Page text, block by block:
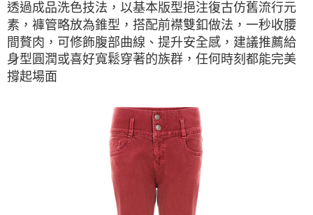
透過成品洗色技法，以基本版型挹注復古仿舊流行元
素，褲管略放為錐型，搭配前襟雙釦做法，一秒收腰
間贅肉，可修飾腹部曲線、提升安全感，建議推薦給
身型圓潤或喜好寬鬆穿著的族群，任何時刻都能完美
撐起場面